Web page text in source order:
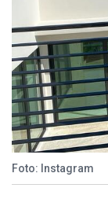
Foto: Instagram